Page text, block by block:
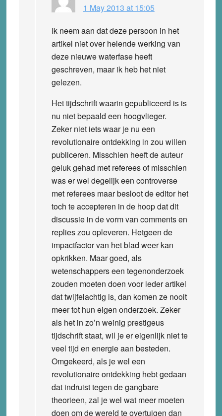
1 May 2013 at 15:05
Ik neem aan dat deze persoon in het
artikel niet over helende werking van
deze nieuwe waterfase heeft
geschreven, maar ik heb het niet
gelezen.
Het tijdschrift waarin gepubliceerd is is
nu niet bepaald een hoogvlieger.
Zeker niet iets waar je nu een
revolutionaire ontdekking in zou willen
publiceren. Misschien heeft de auteur
geluk gehad met referees of misschien
was er wel degelijk een controverse
met referees maar besloot de editor het
toch te accepteren in de hoop dat dit
discussie in de vorm van comments en
replies zou opleveren. Hetgeen de
impactfactor van het blad weer kan
opkrikken. Maar goed, als
wetenschappers een tegenonderzoek
zouden moeten doen voor ieder artikel
dat twijfelachtig is, dan komen ze nooit
meer tot hun eigen onderzoek. Zeker
als het in zo’n weinig prestigeus
tijdschrift staat, wil je er eigenlijk niet te
veel tijd en energie aan besteden.
Omgekeerd, als je wel een
revolutionaire ontdekking hebt gedaan
dat indruist tegen de gangbare
theorieen, zal je wel wat meer moeten
doen om de wereld te overtuigen dan